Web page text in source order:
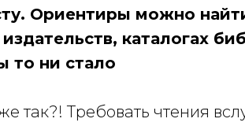
Ориентиры можно
каталогах
то ни стало
так?! Требовать чтения